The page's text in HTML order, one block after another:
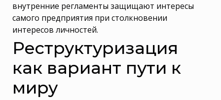
внутренние регламенты защищают интересы
самого предприятия при столкновении
интересов личностей.
Реструктуризация
как вариант пути к
миру